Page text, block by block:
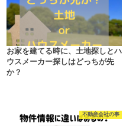
お家を建てる時に、土地探しとハ
ウスメーカー探しはどっちが先
か？
不動産会社の事